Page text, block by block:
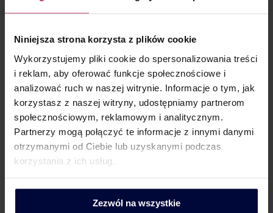
Niniejsza strona korzysta z plików cookie
Wykorzystujemy pliki cookie do spersonalizowania treści
i reklam, aby oferować funkcje społecznościowe i
analizować ruch w naszej witrynie. Informacje o tym, jak
korzystasz z naszej witryny, udostępniamy partnerom
społecznościowym, reklamowym i analitycznym.
Partnerzy mogą połączyć te informacje z innymi danymi
otrzymanymi od Ciebie lub uzyskanymi podczas
korzystania z ich usług.
Zezwól na wszystkie
Lepiej przygotować firmę na ewentualne
działania kontrolne.